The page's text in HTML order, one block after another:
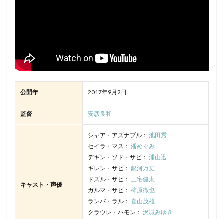
公開年 2017年9月2日
監督 安彦良和
キャスト・声優
シャア・アズナブル： 池田秀一
セイラ・マス： 潘めぐみ
デギン・ソド・ザビ： 浦山迅
ギレン・ザビ： 銀河万丈
ドズル・ザビ： 三宅健太
ガルマ・ザビ： 柿原徹也
ランバ・ラル： 喜山茂雄
クラウレ・ハモン： 沢城みゆき